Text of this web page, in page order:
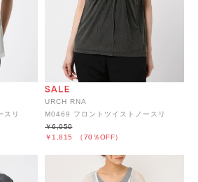
スリ
URCH RNA
M0469 フロントツイストノースリ
￥1,815 （70％OFF）
￥6,050